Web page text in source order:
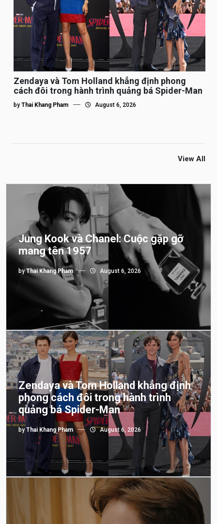
Zendaya và Tom Holland khẳng định phong
cách đôi trong hành trình quảng bá Spider-Man
by Thai Khang Pham August 6, 2026
View All
Jung Kook và Chanel: Cuộc gặp gỡ
mang tên 1957
byThai Khang Pham August 6, 2026
Zendaya và Tom Holland khẳng định
phong cách đôi trong hành trình
quảng bá Spider-Man
by Thai Khang Pham August 6, 2026